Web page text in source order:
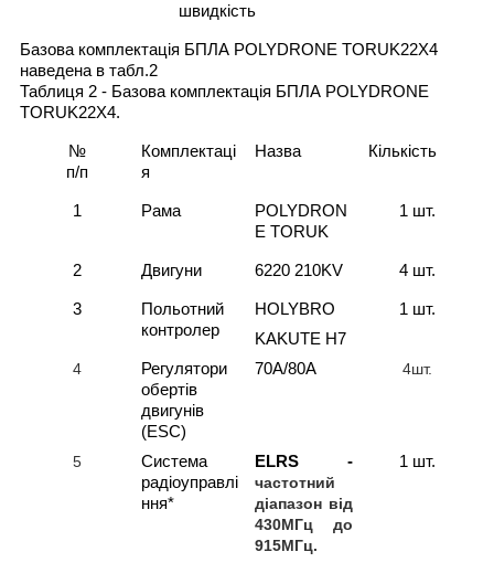
швидкість
Базова комплектація БПЛА POLYDRONE TORUK22X4
наведена в табл.2
Таблиця 2 - Базова комплектація БПЛА POLYDRONE
TORUK22X4.
№
п/п
Комплектаці
я
Назва Кількість
1 Рама
POLYDRON
E TORUK
1 шт.
2 Двигуни 6220 210KV 4 шт.
3
Польотний
контролер
HOLYBRO
KAKUTE H7
1 шт.
4
Регулятори
обертів
двигунів
(ESC)
70A/80A 4шт.
5
Система
радіоуправлі
ння*
ELRS -
частотний
діапазон від
430МГц до
915МГц.
1 шт.